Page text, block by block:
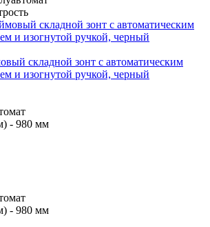
складной зонт с автоматическим
и изогнутой ручкой, черный
- 980 мм
- 980 мм